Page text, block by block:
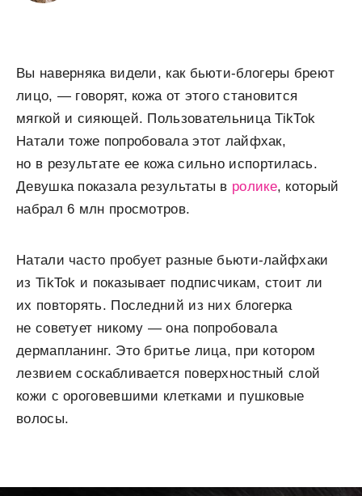
Вы наверняка видели, как бьюти-блогеры бреют
лицо, — говорят, кожа от этого становится
мягкой и сияющей. Пользовательница TikTok
Натали тоже попробовала этот лайфхак,
но в результате ее кожа сильно испортилась.
Девушка показала результаты в ролике, который
набрал 6 млн просмотров.
Натали часто пробует разные бьюти-лайфхаки
из TikTok и показывает подписчикам, стоит ли
их повторять. Последний из них блогерка
не советует никому — она попробовала
дермапланинг. Это бритье лица, при котором
лезвием соскабливается поверхностный слой
кожи с ороговевшими клетками и пушковые
волосы.